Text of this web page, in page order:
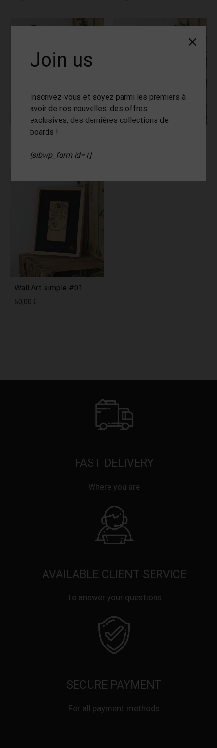
Wall Art simple #03
Wall Art simple #01
50,00 €
FAST DELIVERY
Where you are
AVAILABLE CLIENT SERVICE
To answer your questions
SECURE PAYMENT
For all payment methods
Join us
Inscrivez-vous et soyez parmi les premiers à
avoir de nos nouvelles: des offres
exclusives, des dernières collections de
boards !
[sibwp_form id=1]